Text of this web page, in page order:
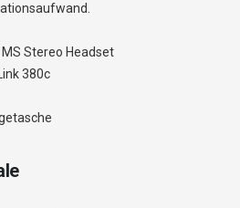
Stereo Headset
380c